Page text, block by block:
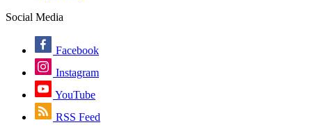
Social Media
Facebook
Instagram
YouTube
RSS Feed